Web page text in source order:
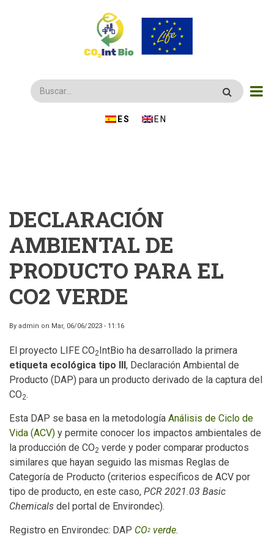
Buscar
ESPAÑOLENGLISH
DECLARACIÓN
AMBIENTAL DE
PRODUCTO PARA EL
CO2 VERDE
By admin on Mar, 06/06/2023 - 11:16
El proyecto LIFE CO2IntBio ha desarrollado la primera
etiqueta ecológica tipo III, Declaración Ambiental de
Producto (DAP) para un producto derivado de la captura del
CO2.
Esta DAP se basa en la metodología Análisis de Ciclo de
Vida (ACV) y permite conocer los impactos ambientales de
la producción de CO2 verde y poder comparar productos
similares que hayan seguido las mismas Reglas de
Categoría de Producto (criterios específicos de ACV por
tipo de producto, en este caso, PCR 2021.03 Basic
Chemicals del portal de Environdec).
Registro en Environdec: DAP CO2 verde.